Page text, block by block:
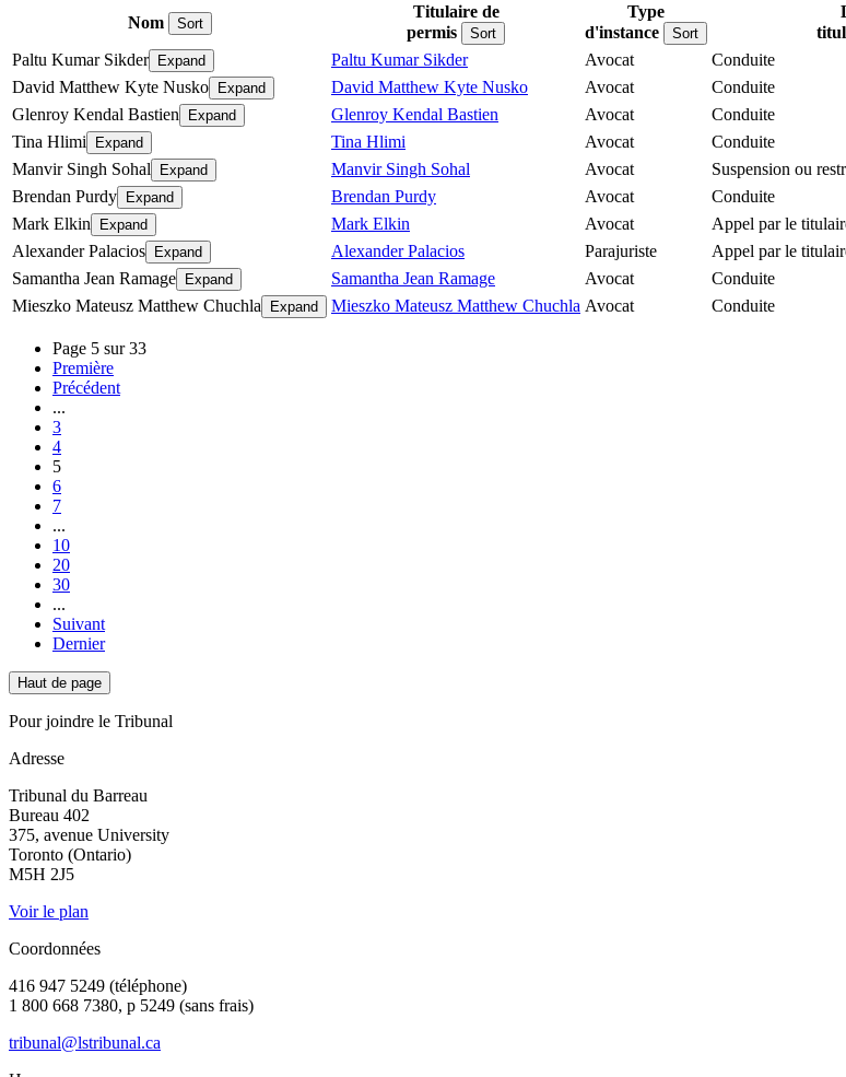
Nom
Sort
Titulaire de
permis
Sort
Type
d'instance
Sort
Paltu Kumar Sikder Expand Paltu Kumar Sikder Avocat Conduite
David Matthew Kyte Nusko
Expand David Matthew Kyte Nusko Avocat Conduite
Glenroy Kendal Bastien
Expand Glenroy Kendal Bastien Avocat Conduite
Tina Hlimi
Expand Tina Hlimi Avocat Conduite
Manvir Singh Sohal
Expand Manvir Singh Sohal Avocat Suspension ou
Brendan Purdy
Expand Brendan Purdy Avocat Conduite
Mark Elkin
Expand Mark Elkin Avocat Appel par le
Alexander Palacios
Expand Alexander Palacios Parajuriste Appel par le
Samantha Jean Ramage
Expand Samantha Jean Ramage Avocat Conduite
Mieszko Mateusz Matthew Chuchla
Expand Mieszko Mateusz Matthew Chuchla Avocat Conduite
Page 5 sur 33
Première
Précédent
...
3
4
5
6
7
...
10
20
30
...
Suivant
Dernier
Haut de page
Pour joindre le Tribunal
Adresse
Tribunal du Barreau
Bureau 402
375, avenue University
Toronto (Ontario)
M5H 2J5
Voir le plan
Coordonnées
416 947 5249 (téléphone)
1 800 668 7380, p 5249 (sans frais)
tribunal@lstribunal.ca